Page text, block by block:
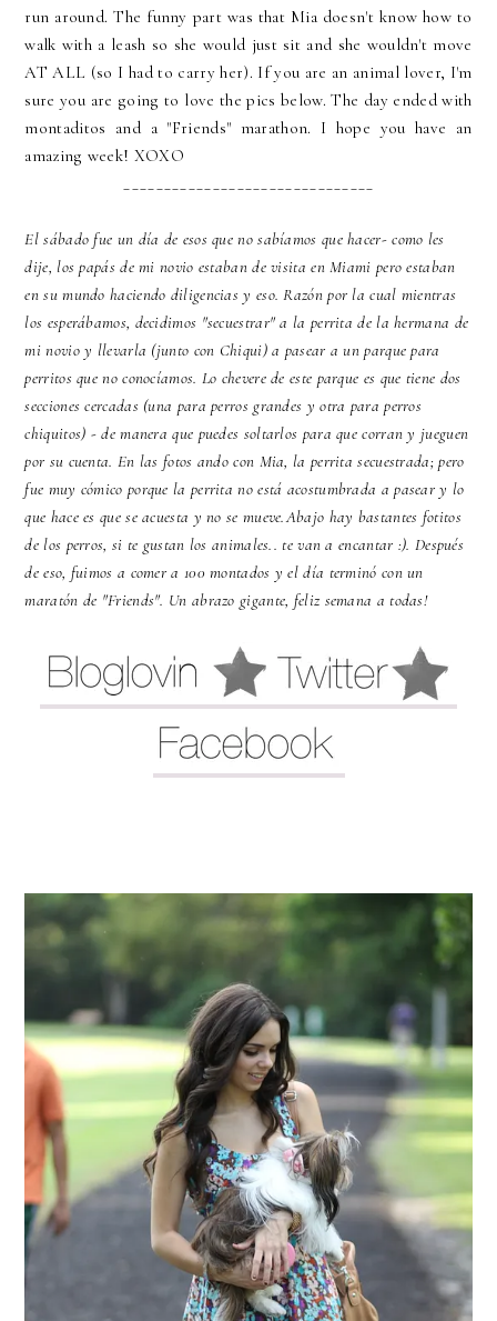
run around. The funny part was that Mia doesn't know how to
walk with a leash so she would just sit and she wouldn't move
AT ALL (so I had to carry her). If you are an animal lover, I'm
sure you are going to love the pics below. The day ended with
montaditos and a "Friends" marathon. I hope you have an
amazing week! XOXO
El sábado fue un día de esos que no sabíamos que hacer- como les
dije, los papás de mi novio estaban de visita en Miami pero estaban
en su mundo haciendo diligencias y eso. Razón por la cual mientras
los esperábamos, decidimos "secuestrar" a la perrita de la hermana de
mi novio y llevarla (junto con Chiqui) a pasear a un parque para
perritos que no conocíamos. Lo chevere de este parque es que tiene dos
secciones cercadas (una para perros grandes y otra para perros
chiquitos) - de manera que puedes soltarlos para que corran y jueguen
por su cuenta. En las fotos ando con Mia, la perrita secuestrada; pero
fue muy cómico porque la perrita no está acostumbrada a pasear y lo
que hace es que se acuesta y no se mueve.Abajo hay bastantes fotitos
de los perros, si te gustan los animales.. te van a encantar :). Después
de eso, fuimos a comer a 100 montados y el día terminó con un
maratón de "Friends". Un abrazo gigante, feliz semana a todas!